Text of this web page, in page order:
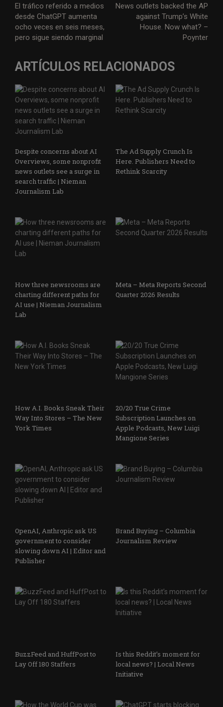
El tráfico referido a medios
desde ChatGPT aumenta
ocho veces en seis meses,
pero sigue siendo marginal
News outlets backed the AP
against Trump’s White
House. Now what? –
Poynter
ARTÍCULOS RELACIONADOS
Despite concerns about AI
Overviews, some nonprofit
news outlets see a surge in
search traffic | Nieman
Journalism Lab
The Ad Supply Crunch Is
Here. Publishers Need to
Rethink Scarcity
How three newsrooms are
charting different paths for
AI use | Nieman Journalism
Lab
Meta – Meta Reports Second
Quarter 2026 Results
How A.I. Books Sneak Their
Way Into Stores – The New
York Times
20/20 True Crime
Subscription Launches on
Apple Podcasts, New Luigi
Mangione Series
OpenAI, Anthropic ask US
government to consider
slowing down AI | Editor and
Publisher
Brand Buying – Columbia
Journalism Review
BuzzFeed and HuffPost to
Lay Off 180 Staffers
Is this Reddit’s moment for
local news? | Local News
Initiative